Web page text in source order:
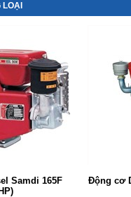
Samdi 165F
Động cơ